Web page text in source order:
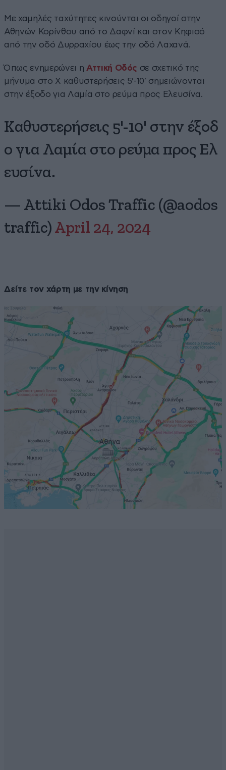
Με χαμηλές ταχύτητες κινούνται οι οδηγοί στην
Αθηνών Κορίνθου από το Δαφνί και στον Κηφισό
από την οδό Δυρραχίου έως την οδό Λαχανά.
Όπως ενημερώνει η Αττική Οδός σε σχετικό της
μήνυμα στο X καθυστερήσεις 5′-10′ σημειώνονται
στην έξοδο για Λαμία στο ρεύμα προς Ελευσίνα.
Καθυστερήσεις 5'-10' στην έξοδ
ο για Λαμία στο ρεύμα προς Ελ
ευσίνα.
— Attiki Odos Traffic (@aodos
traffic) April 24, 2024
Δείτε τον χάρτη με την κίνηση